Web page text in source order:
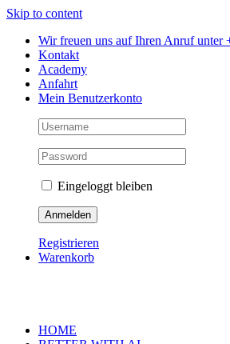
Skip to content
Wir freuen uns auf Ihren Anruf unter
Kontakt
Academy
Anfahrt
Mein Benutzerkonto
Eingeloggt bleiben
Registrieren
Warenkorb
HOME